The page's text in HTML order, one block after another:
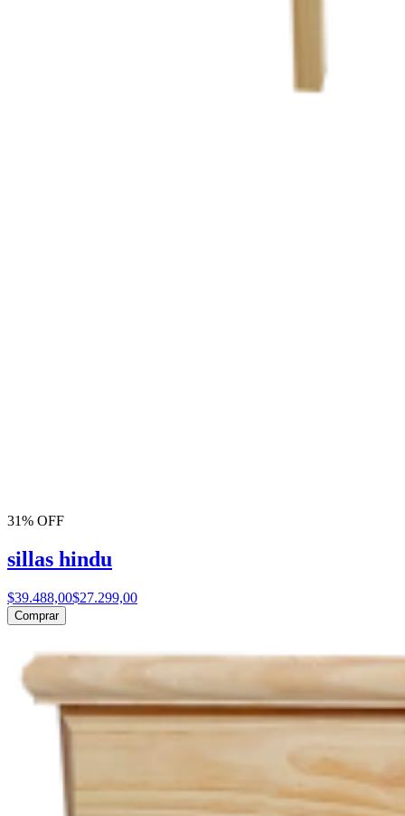
31% OFF
sillas hindu
$39.488,00$27.299,00
Comprar